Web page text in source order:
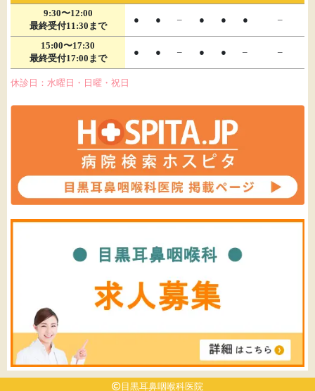
休診日：水曜日・日曜・祝日
9:30〜12:00
最終受付11:30まで
● ● – ● ● ● –
15:00〜17:30
最終受付17:00まで
● ● – ● ● – –
目黒耳鼻咽喉科医院